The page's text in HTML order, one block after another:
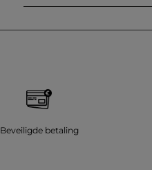
Beveiligde betaling